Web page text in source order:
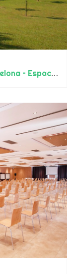
Universitat Autònoma de Barcelona – Espacios y Servicios Universitarios